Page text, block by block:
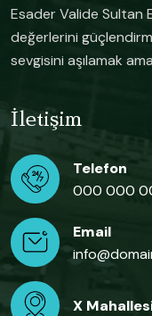
Esader Valide Sultan
değerlerini
sevgisini aşılamak
İletişim
Telefon
000 000
Email
X